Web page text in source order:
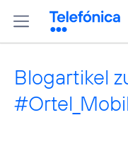
Blogartikel